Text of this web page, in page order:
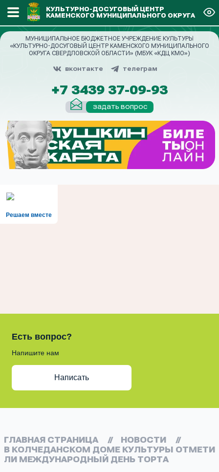
КУЛЬТУРНО-ДОСУГОВЫЙ ЦЕНТР
КАМЕНСКОГО МУНИЦИПАЛЬНОГО ОКРУГА
МУНИЦИПАЛЬНОЕ БЮДЖЕТНОЕ УЧРЕЖДЕНИЕ КУЛЬТУРЫ
«КУЛЬТУРНО-ДОСУГОВЫЙ ЦЕНТР КАМЕНСКОГО МУНИЦИПАЛЬНОГО
ОКРУГА СВЕРДЛОВСКОЙ ОБЛАСТИ» (МБУК «КДЦ КМО»)
вконтакте телеграм
+7 3439 37-09-93
задать вопрос
Решаем вместе
Есть вопрос?
Напишите нам
Написать
ГЛАВНАЯ СТРАНИЦА // НОВОСТИ
//
В КОЛЧЕДАНСКОМ ДОМЕ КУЛЬТУРЫ ОТМЕТИ
ЛИ МЕЖДУНАРОДНЫЙ ДЕНЬ ТОРТА